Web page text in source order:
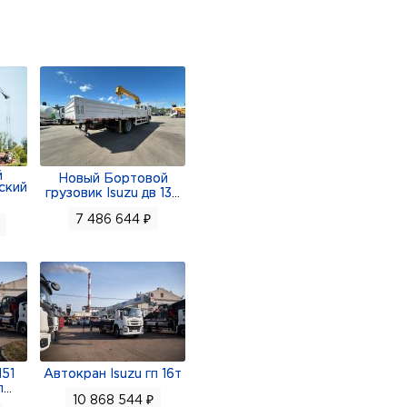
из Японии,
Новый Бортовой
грузовик Isuzu дв 13
7 486 644 ₽
Автокран Isuzu гп 16т
10 868 544 ₽